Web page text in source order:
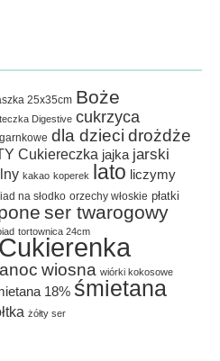
25x35cm Boże
Digestive cukrzyca
dla dzieci drożdże
Cukiereczka jajka jarski
kakao koperek lato liczymy
na słodko orzechy włoskie płatki
ser twarogowy
tortownica 24cm
wiosna wiórki kokosowe
18% śmietana
żółty ser